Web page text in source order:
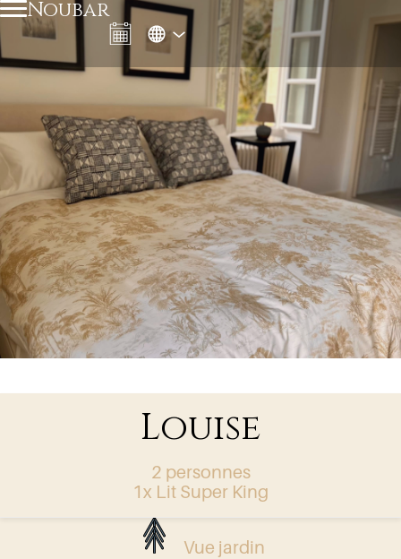
Noubar
Louise
2 personnes
1x Lit Super King
Vue jardin